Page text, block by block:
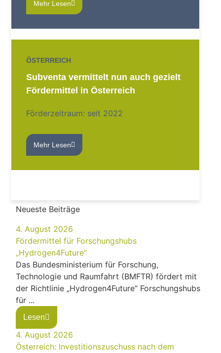
Mehr Lesen
ÖSTERREICH
Subventa vermittelt nun auch gezielt
Fördermittel in Österreich
Förderzeitraum: seit 2022
Mehr Lesen
Neueste Beiträge
4. August 2026
Fördermittel für Forschungshubs
„Hydrogen4Future“
Das Bundesministerium für Forschung,
Technologie und Raumfahrt (BMFTR) fördert mit
der Richtlinie „Hydrogen4Future“ Forschungshubs
für ...
Lesen
4. August 2026
Österreich: Investitionszuschuss nach dem